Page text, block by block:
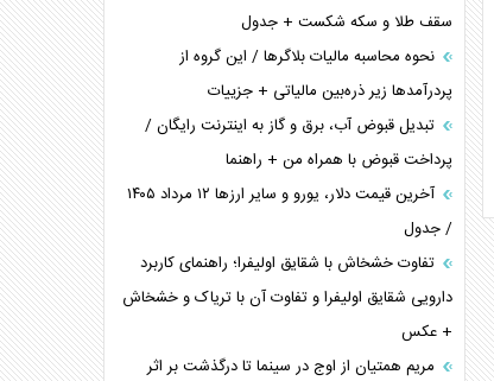
سقف طلا و سکه شکست + جدول
نحوه محاسبه مالیات بلاگر‌ها / این گروه از
پردرآمد‌ها زیر ذره‌بین مالیاتی + جزییات
تبدیل قبوض آب، برق و گاز به اینترنت رایگان /
پرداخت قبوض با همراه من + راهنما
آخرین قیمت دلار، یورو و سایر ارز‌ها ۱۲ مرداد ۱۴۰۵
/ جدول
تفاوت خشخاش با شقایق اولیفرا؛ راهنمای کاربرد
دارویی شقایق اولیفرا و تفاوت آن با تریاک و خشخاش
+ عکس
مریم همتیان از اوج در سینما تا درگذشت بر اثر